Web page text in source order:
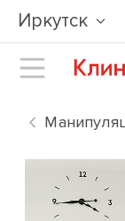
Иркутск